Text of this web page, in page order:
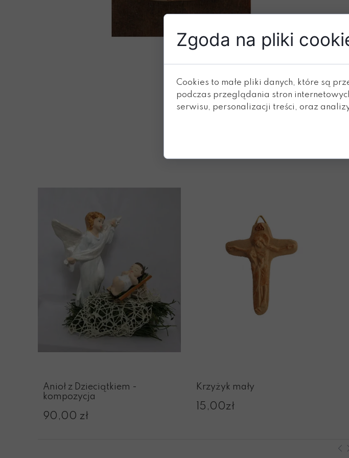
ZOBACZ
Anioł z Dzieciątkiem -
kompozycja
90,00 zł
Krzyżyk mały
15,00zł
Zgoda na pliki
Cookies to małe pliki danych, które są
podczas przeglądania stron
serwisu, personalizacji treści, oraz